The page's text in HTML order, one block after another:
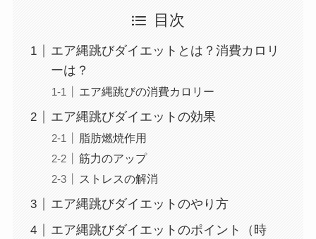
目次
エア縄跳びダイエットとは？消費カロリ
ーは？
エア縄跳びの消費カロリー
エア縄跳びダイエットの効果
脂肪燃焼作用
筋力のアップ
ストレスの解消
エア縄跳びダイエットのやり方
エア縄跳びダイエットのポイント（時